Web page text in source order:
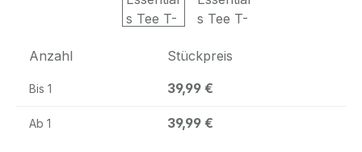
Anzahl Stückpreis
Bis 1 39,99 €
Ab 1 39,99 €